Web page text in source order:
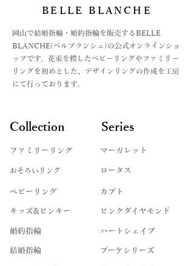
BELLE BLANCHE
​岡山で結婚指輪・婚約指輪を販売するBELLE
BLANCHE(ベルブランシュ)の公式オンラインショ
ップです。花束を模したベビーリングやファミリー
リングを初めとした、デザインリングの作成を工房
にて行っております。
Collection Series
ファミリーリング マーガレット
​おそろいリング ロータス
ベビーリング カブト
キッズ&ピンキー ピンクダイヤモンド
婚約指輪 ハートシェイプ
結婚指輪 ブーケシリーズ